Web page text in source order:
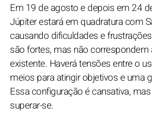
Em 19 de agosto e depois em 24
Júpiter estará em quadratura com
causando dificuldades e
são fortes, mas não correspondem
existente. Haverá tensões entre o
meios para atingir objetivos e uma
Essa configuração é cansativa,
superar-se.